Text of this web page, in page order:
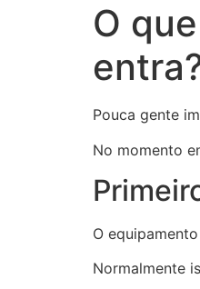
O
Pouca gente
No momento
O
Normalmente